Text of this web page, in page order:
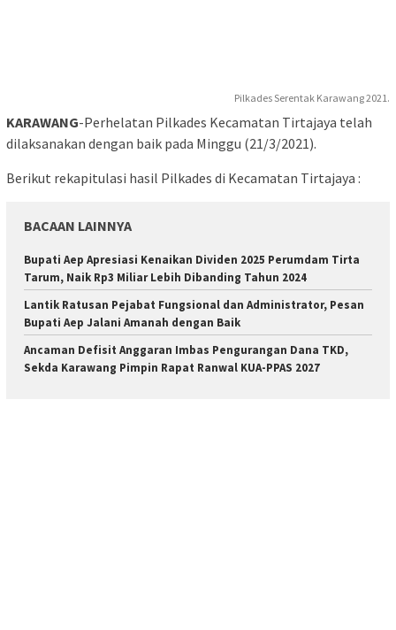
Pilkades Serentak Karawang 2021.
KARAWANG-Perhelatan Pilkades Kecamatan Tirtajaya telah
dilaksanakan dengan baik pada Minggu (21/3/2021).
Berikut rekapitulasi hasil Pilkades di Kecamatan Tirtajaya :
BACAAN LAINNYA
Bupati Aep Apresiasi Kenaikan Dividen 2025 Perumdam Tirta
Tarum, Naik Rp3 Miliar Lebih Dibanding Tahun 2024
Lantik Ratusan Pejabat Fungsional dan Administrator, Pesan
Bupati Aep Jalani Amanah dengan Baik
Ancaman Defisit Anggaran Imbas Pengurangan Dana TKD,
Sekda Karawang Pimpin Rapat Ranwal KUA-PPAS 2027